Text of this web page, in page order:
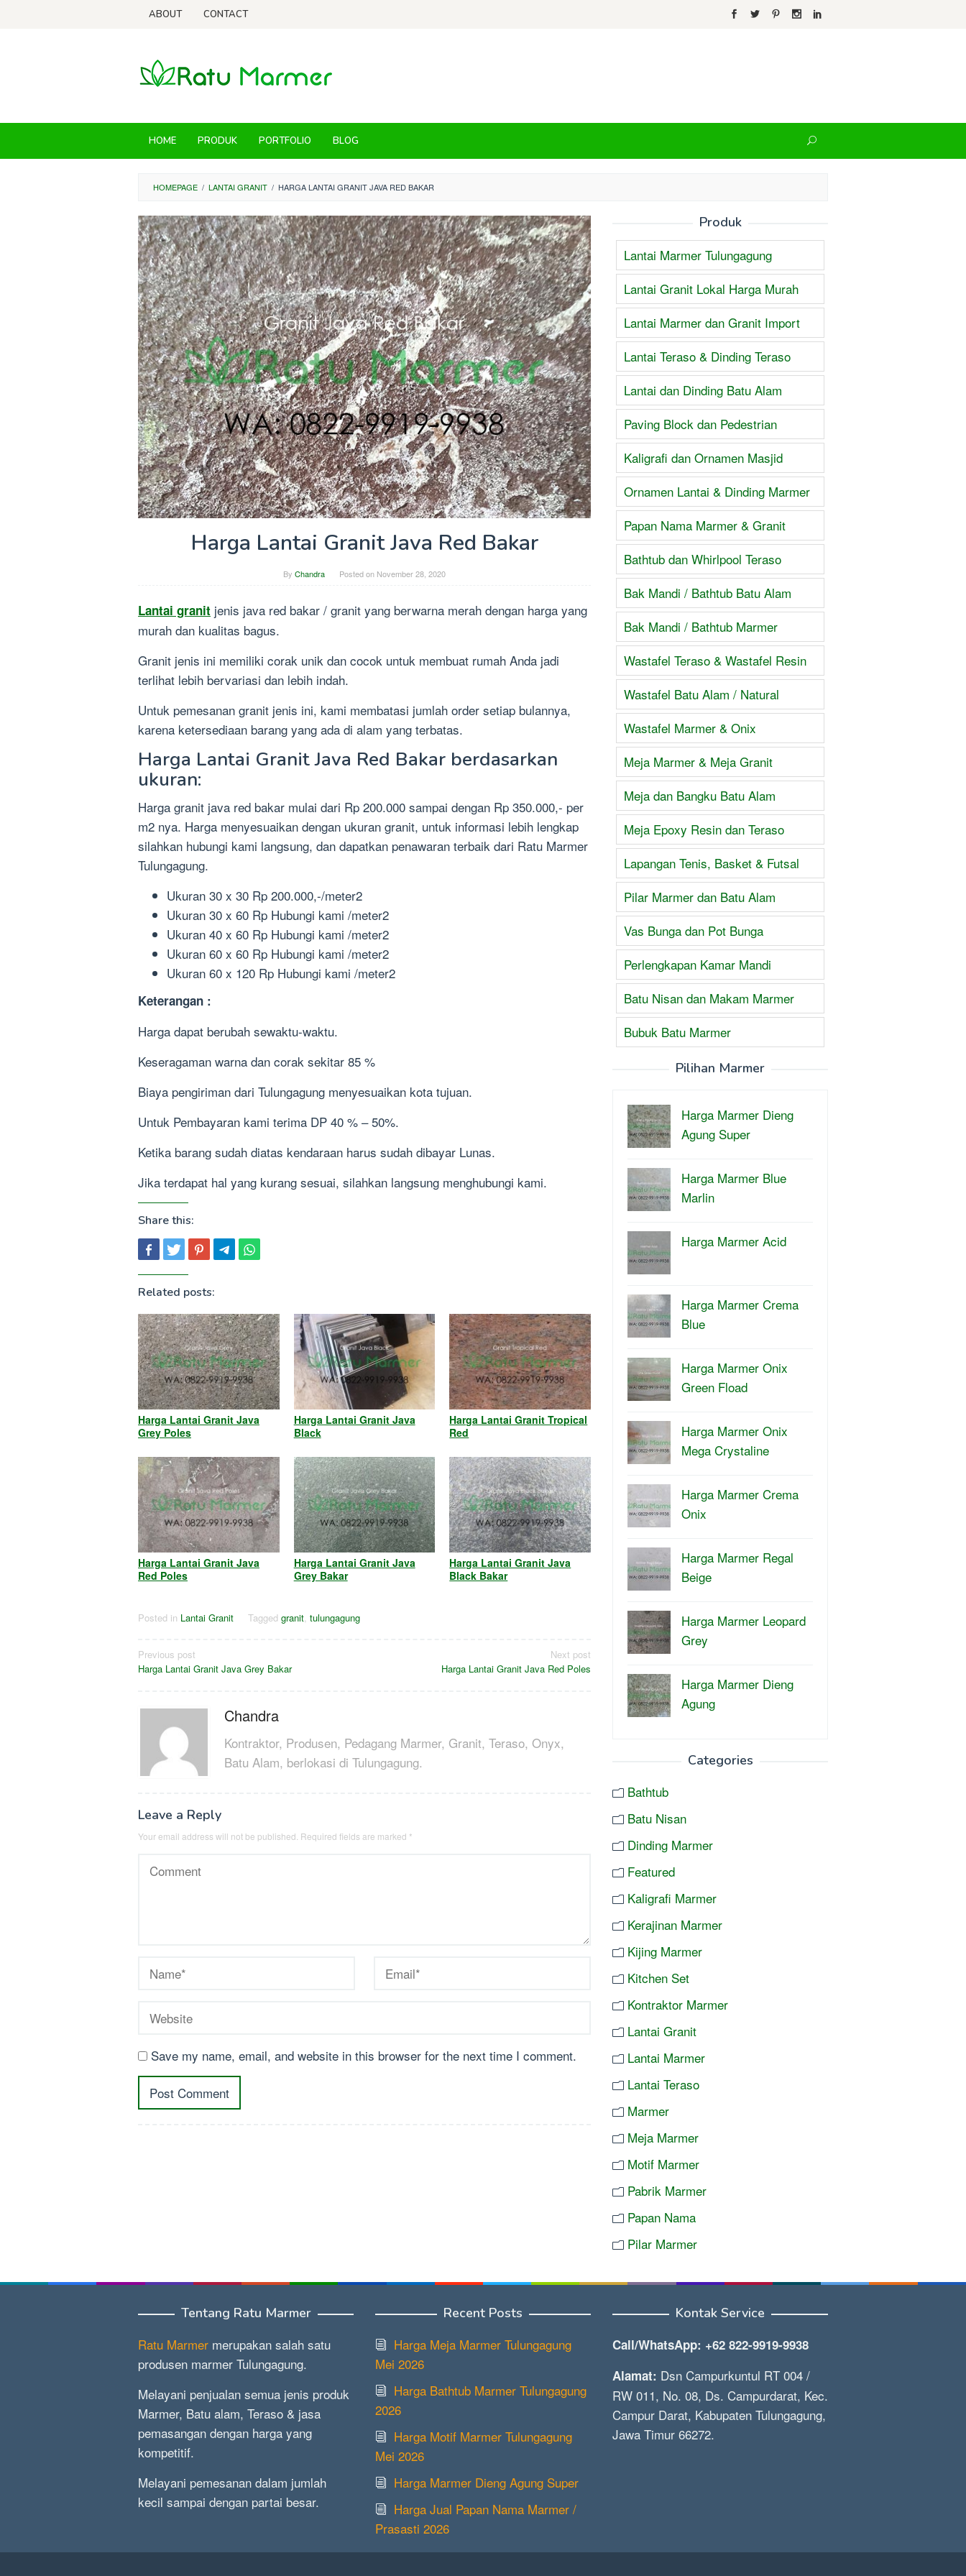
ABOUT CONTACT
HOME PRODUK PORTFOLIO BLOG
HOMEPAGE / LANTAI GRANIT / HARGA LANTAI GRANIT JAVA RED BAKAR
Harga Lantai Granit Java Red Bakar
By Chandra Posted on November 28, 2020
Lantai granit jenis java red bakar / granit yang berwarna merah dengan harga yang
murah dan kualitas bagus.
Granit jenis ini memiliki corak unik dan cocok untuk membuat rumah Anda jadi
terlihat lebih bervariasi dan lebih indah.
Untuk pemesanan granit jenis ini, kami membatasi jumlah order setiap bulannya,
karena ketersediaan barang yang ada di alam yang terbatas.
Harga Lantai Granit Java Red Bakar berdasarkan
ukuran:
Harga granit java red bakar mulai dari Rp 200.000 sampai dengan Rp 350.000,- per
m2 nya. Harga menyesuaikan dengan ukuran granit, untuk informasi lebih lengkap
silahkan hubungi kami langsung, dan dapatkan penawaran terbaik dari Ratu Marmer
Tulungagung.
Ukuran 30 x 30 Rp 200.000,-/meter2
Ukuran 30 x 60 Rp Hubungi kami /meter2
Ukuran 40 x 60 Rp Hubungi kami /meter2
Ukuran 60 x 60 Rp Hubungi kami /meter2
Ukuran 60 x 120 Rp Hubungi kami /meter2
Keterangan :
Harga dapat berubah sewaktu-waktu.
Keseragaman warna dan corak sekitar 85 %
Biaya pengiriman dari Tulungagung menyesuaikan kota tujuan.
Untuk Pembayaran kami terima DP 40 % – 50%.
Ketika barang sudah diatas kendaraan harus sudah dibayar Lunas.
Jika terdapat hal yang kurang sesuai, silahkan langsung menghubungi kami.
Share this:
Related posts:
Harga Lantai Granit Java
Grey Poles
Harga Lantai Granit Java
Black
Harga Lantai Granit Tropical
Red
Harga Lantai Granit Java
Red Poles
Harga Lantai Granit Java
Grey Bakar
Harga Lantai Granit Java
Black Bakar
Posted in Lantai Granit Tagged granit tulungagung
Post
navigation
Previous post
Harga Lantai Granit Java Grey Bakar
Next post
Harga Lantai Granit Java Red Poles
Chandra
Kontraktor, Produsen, Pedagang Marmer, Granit, Teraso, Onyx,
Batu Alam, berlokasi di Tulungagung.
Leave a Reply
Your email address will not be published. Required fields are marked *
Save my name, email, and website in this browser for the next time I comment.
Produk
Lantai Marmer Tulungagung
Lantai Granit Lokal Harga Murah
Lantai Marmer dan Granit Import
Lantai Teraso & Dinding Teraso
Lantai dan Dinding Batu Alam
Paving Block dan Pedestrian
Kaligrafi dan Ornamen Masjid
Ornamen Lantai & Dinding Marmer
Papan Nama Marmer & Granit
Bathtub dan Whirlpool Teraso
Bak Mandi / Bathtub Batu Alam
Bak Mandi / Bathtub Marmer
Wastafel Teraso & Wastafel Resin
Wastafel Batu Alam / Natural
Wastafel Marmer & Onix
Meja Marmer & Meja Granit
Meja dan Bangku Batu Alam
Meja Epoxy Resin dan Teraso
Lapangan Tenis, Basket & Futsal
Pilar Marmer dan Batu Alam
Vas Bunga dan Pot Bunga
Perlengkapan Kamar Mandi
Batu Nisan dan Makam Marmer
Bubuk Batu Marmer
Pilihan Marmer
Harga Marmer Dieng
Agung Super
Harga Marmer Blue
Marlin
Harga Marmer Acid
Harga Marmer Crema
Blue
Harga Marmer Onix
Green Fload
Harga Marmer Onix
Mega Crystaline
Harga Marmer Crema
Onix
Harga Marmer Regal
Beige
Harga Marmer Leopard
Grey
Harga Marmer Dieng
Agung
Categories
Bathtub
Batu Nisan
Dinding Marmer
Featured
Kaligrafi Marmer
Kerajinan Marmer
Kijing Marmer
Kitchen Set
Kontraktor Marmer
Lantai Granit
Lantai Marmer
Lantai Teraso
Marmer
Meja Marmer
Motif Marmer
Pabrik Marmer
Papan Nama
Pilar Marmer
Tentang Ratu Marmer
Ratu Marmer merupakan salah satu
produsen marmer Tulungagung.
Melayani penjualan semua jenis produk
Marmer, Batu alam, Teraso & jasa
pemasangan dengan harga yang
kompetitif.
Melayani pemesanan dalam jumlah
kecil sampai dengan partai besar.
Recent Posts
Harga Meja Marmer Tulungagung
Mei 2026
Harga Bathtub Marmer Tulungagung
2026
Harga Motif Marmer Tulungagung
Mei 2026
Harga Marmer Dieng Agung Super
Harga Jual Papan Nama Marmer /
Prasasti 2026
Kontak Service
Call/WhatsApp: +62 822-9919-9938
Alamat: Dsn Campurkuntul RT 004 /
RW 011, No. 08, Ds. Campurdarat, Kec.
Campur Darat, Kabupaten Tulungagung,
Jawa Timur 66272.